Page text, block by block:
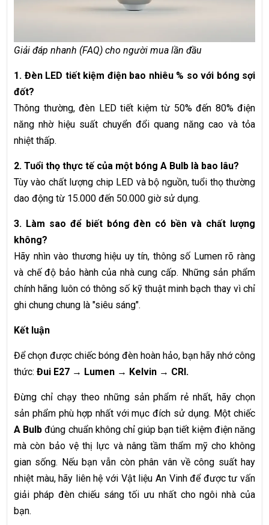
Giải đáp nhanh (FAQ) cho người mua lần đầu
1. Đèn LED tiết kiệm điện bao nhiêu % so với bóng sợi
đốt?
Thông thường, đèn LED tiết kiệm từ 50% đến 80% điện
năng nhờ hiệu suất chuyển đổi quang năng cao và tỏa
nhiệt thấp.
2. Tuổi thọ thực tế của một bóng A Bulb là bao lâu?
Tùy vào chất lượng chip LED và bộ nguồn, tuổi thọ thường
dao động từ 15.000 đến 50.000 giờ sử dụng.
3. Làm sao để biết bóng đèn có bền và chất lượng
không?
Hãy nhìn vào thương hiệu uy tín, thông số Lumen rõ ràng
và chế độ bảo hành của nhà cung cấp. Những sản phẩm
chính hãng luôn có thông số kỹ thuật minh bạch thay vì chỉ
ghi chung chung là "siêu sáng".
Kết luận
Để chọn được chiếc bóng đèn hoàn hảo, bạn hãy nhớ công
thức: Đui E27 → Lumen → Kelvin → CRI.
Đừng chỉ chạy theo những sản phẩm rẻ nhất, hãy chọn
sản phẩm phù hợp nhất với mục đích sử dụng. Một chiếc
A Bulb đúng chuẩn không chỉ giúp bạn tiết kiệm điện năng
mà còn bảo vệ thị lực và nâng tầm thẩm mỹ cho không
gian sống. Nếu bạn vẫn còn phân vân về công suất hay
nhiệt màu, hãy liên hệ với Vật liệu An Vinh để được tư vấn
giải pháp đèn chiếu sáng tối ưu nhất cho ngôi nhà của
bạn.